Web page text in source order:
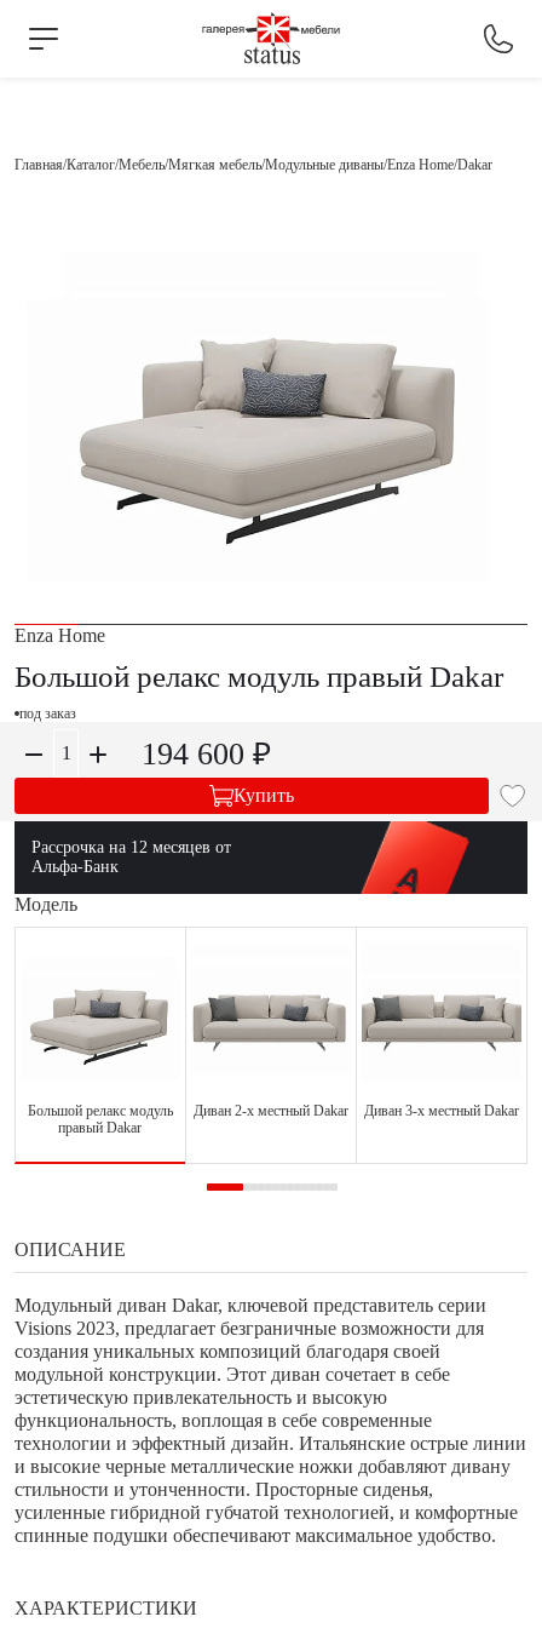
Главная Каталог Мебель Мягкая мебель Модульные диваны Enza Home Dakar
Enza Home
Большой релакс модуль правый Dakar
под заказ
194 600 ₽
Купить
Рассрочка на 12 месяцев от
Альфа-Банк
Модель
Большой релакс модуль
правый Dakar
Диван 2-х местный Dakar Диван 3-х местный Dakar
ОПИСАНИЕ
Модульный диван Dakar, ключевой представитель серии
Visions 2023, предлагает безграничные возможности для
создания уникальных композиций благодаря своей
модульной конструкции. Этот диван сочетает в себе
эстетическую привлекательность и высокую
функциональность, воплощая в себе современные
технологии и эффектный дизайн. Итальянские острые линии
и высокие черные металлические ножки добавляют дивану
стильности и утонченности. Просторные сиденья,
усиленные гибридной губчатой технологией, и комфортные
спинные подушки обеспечивают максимальное удобство.
ХАРАКТЕРИСТИКИ